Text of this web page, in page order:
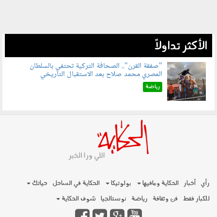
الأكثر تداولاً
070801.jpg
"صفقة القرن".. الصحافة التركية تحتفي بالسلطان
المصري محمد صلاح بعد الاستقبال التاريخي
رياضة
رأي أخبار الحكاية ومافيها بولوتيكا الحكاية في الساحل
حياتك
للكبار فقط فن وثقافة رياضة نوستالجيا شوف الحكاية